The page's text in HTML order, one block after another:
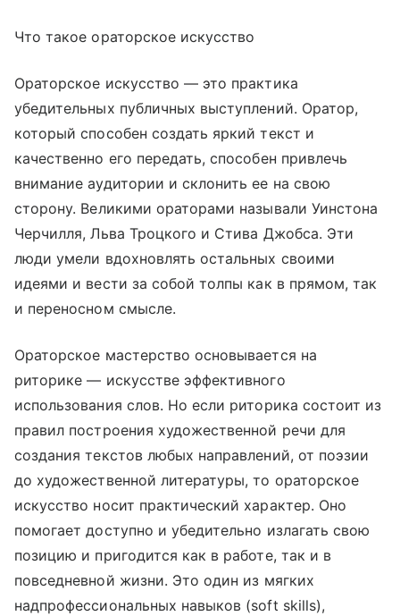
Что такое ораторское искусство
Ораторское искусство — это практика
убедительных публичных выступлений. Оратор,
который способен создать яркий текст и
качественно его передать, способен привлечь
внимание аудитории и склонить ее на свою
сторону. Великими ораторами называли Уинстона
Черчилля, Льва Троцкого и Стива Джобса. Эти
люди умели вдохновлять остальных своими
идеями и вести за собой толпы как в прямом, так
и переносном смысле.
Ораторское мастерство основывается на
риторике — искусстве эффективного
использования слов. Но если риторика состоит из
правил построения художественной речи для
создания текстов любых направлений, от поэзии
до художественной литературы, то ораторское
искусство носит практический характер. Оно
помогает доступно и убедительно излагать свою
позицию и пригодится как в работе, так и в
повседневной жизни. Это один из мягких
надпрофессиональных навыков (soft skills),